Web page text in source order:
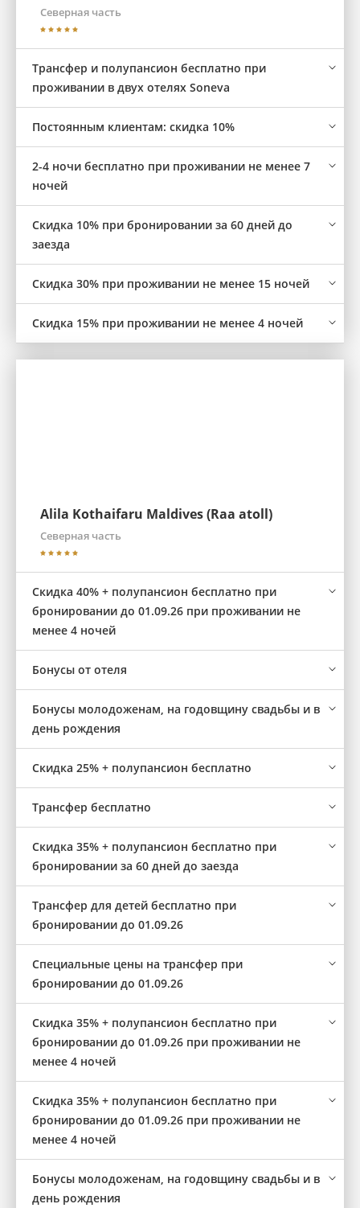
Северная часть
Трансфер и полупансион бесплатно при
проживании в двух отелях Soneva
Постоянным клиентам: скидка 10%
2-4 ночи бесплатно при проживании не менее 7
ночей
Скидка 10% при бронировании за 60 дней до
заезда
Скидка 30% при проживании не менее 15 ночей
Скидка 15% при проживании не менее 4 ночей
Alila Kothaifaru Maldives (Raa atoll)
Северная часть
Скидка 40% + полупансион бесплатно при
бронировании до 01.09.26 при проживании не
менее 4 ночей
Бонусы от отеля
Бонусы молодоженам, на годовщину свадьбы и в
день рождения
Скидка 25% + полупансион бесплатно
Трансфер бесплатно
Скидка 35% + полупансион бесплатно при
бронировании за 60 дней до заезда
Трансфер для детей бесплатно при
бронировании до 01.09.26
Специальные цены на трансфер при
бронировании до 01.09.26
Скидка 35% + полупансион бесплатно при
бронировании до 01.09.26 при проживании не
менее 4 ночей
Скидка 35% + полупансион бесплатно при
бронировании до 01.09.26 при проживании не
менее 4 ночей
Бонусы молодоженам, на годовщину свадьбы и в
день рождения